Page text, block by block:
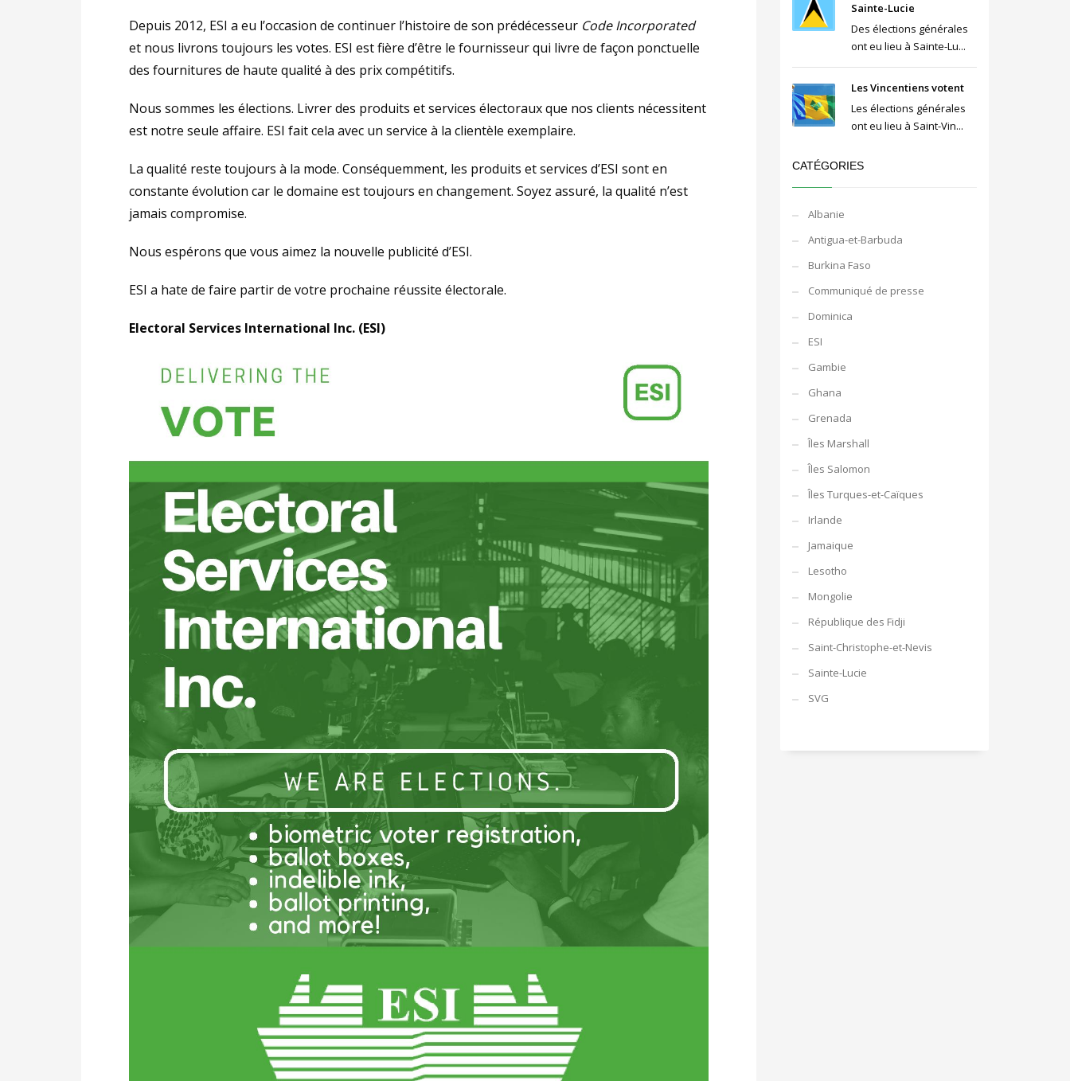
Depuis 2012, ESI a eu l’occasion de continuer l’histoire de son prédécesseur Code Incorporated
et nous livrons toujours les votes. ESI est fière d’être le fournisseur qui livre de façon ponctuelle
des fournitures de haute qualité à des prix compétitifs.
Nous sommes les élections. Livrer des produits et services électoraux que nos clients nécessitent
est notre seule affaire. ESI fait cela avec un service à la clientèle exemplaire.
La qualité reste toujours à la mode. Conséquemment, les produits et services d’ESI sont en
constante évolution car le domaine est toujours en changement. Soyez assuré, la qualité n’est
jamais compromise.
Nous espérons que vous aimez la nouvelle publicité d’ESI.
ESI a hate de faire partir de votre prochaine réussite électorale.
Electoral Services International Inc. (ESI)
Sainte-Lucie
Des élections générales
ont eu lieu à Sainte-Lu...
Les Vincentiens votent
Les élections générales
ont eu lieu à Saint-Vin...
CATÉGORIES
Albanie
Antigua-et-Barbuda
Burkina Faso
Communiqué de presse
Dominica
ESI
Gambie
Ghana
Grenada
Îles Marshall
Îles Salomon
Îles Turques-et-Caïques
Irlande
Jamaique
Lesotho
Mongolie
République des Fidji
Saint-Christophe-et-Nevis
Sainte-Lucie
SVG